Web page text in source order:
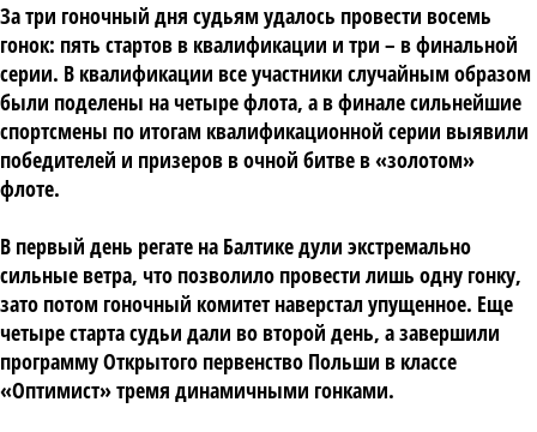
За три гоночный дня судьям удалось провести восемь
гонок: пять стартов в квалификации и три – в финальной
серии. В квалификации все участники случайным образом
были поделены на четыре флота, а в финале сильнейшие
спортсмены по итогам квалификационной серии выявили
победителей и призеров в очной битве в «золотом»
флоте.
В первый день регате на Балтике дули экстремально
сильные ветра, что позволило провести лишь одну гонку,
зато потом гоночный комитет наверстал упущенное. Еще
четыре старта судьи дали во второй день, а завершили
программу Открытого первенство Польши в классе
«Оптимист» тремя динамичными гонками.